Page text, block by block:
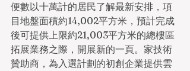
便數以十萬計的居民了解最新安排，項
目地盤面積約14,002平方米，預計完成
後可提供上限約21,003平方米的總樓區
拓展業務之際，開展新的一頁。家技術
贊助商，為入選計劃的初創企業提供雲